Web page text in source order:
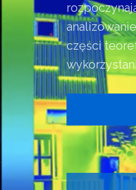
części